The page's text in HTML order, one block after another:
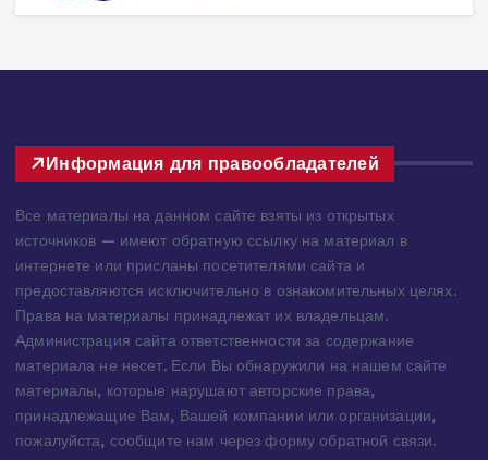
Информация для правообладателей
Все материалы на данном сайте взяты из открытых
источников — имеют обратную ссылку на материал в
интернете или присланы посетителями сайта и
предоставляются исключительно в ознакомительных целях.
Права на материалы принадлежат их владельцам.
Администрация сайта ответственности за содержание
материала не несет. Если Вы обнаружили на нашем сайте
материалы, которые нарушают авторские права,
принадлежащие Вам, Вашей компании или организации,
пожалуйста, сообщите нам через форму обратной связи.